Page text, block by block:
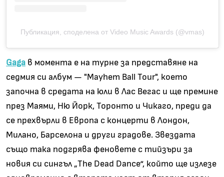
Публикация, споделена от Video Music Awards (@vmas)
Gaga в момента е на турне за представяне на
седмия си албум — "Mayhem Ball Tour", което
започна в средата на юли в Лас Вегас и ще премине
през Маями, Ню Йорк, Торонто и Чикаго, преди да
се прехвърли в Европа с концерти в Лондон,
Милано, Барселона и други градове. Звездата
също така подгрява феновете с тийзъри за
новия си сингъл „The Dead Dance“, който ще излезе